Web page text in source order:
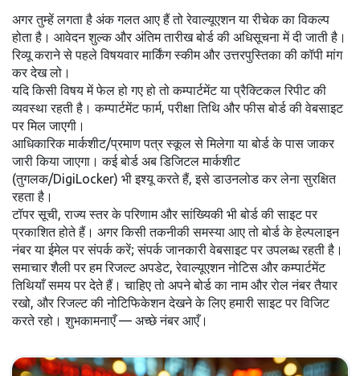
अगर तुम्हें लगता है अंक गलत आए हैं तो रेवाल्यूएशन या रीचेक का विकल्प
होता है। आवेदन शुल्क और अंतिम तारीख बोर्ड की अधिसूचना में दी जाती है।
रिव्यू कराने से पहले विषयवार मार्किंग स्कीम और उत्तरपुस्तिका की कॉपी मांग
कर देख लो।
यदि किसी विषय में फेल हो गए हो तो कम्पार्टमेंट या प्रैक्टिकल रिपीट की
व्यवस्था रहती है। कम्पार्टमेंट फार्म, परीक्षा तिथि और फीस बोर्ड की वेबसाइट
पर मिल जाएगी।
आधिकारिक मार्कशीट/प्रमाण पत्र स्कूल से मिलेगा या बोर्ड के पास जाकर
जारी किया जाएगा। कई बोर्ड अब डिजिटल मार्कशीट
(तुगलक/DigiLocker) भी इश्यू करते हैं, इसे डाउनलोड कर लेना सुरक्षित
रहता है।
टॉपर सूची, राज्य स्तर के परिणाम और सांख्यिकी भी बोर्ड की साइट पर
प्रकाशित होते हैं। अगर किसी तकनीकी समस्या आए तो बोर्ड के हेल्पलाइन
नंबर या ईमेल पर संपर्क करें; संपर्क जानकारी वेबसाइट पर उपलब्ध रहती है।
समाचार शैली पर हम रिजल्ट अपडेट, रेवाल्यूएशन नोटिस और कम्पार्टमेंट
तिथियाँ समय पर देते हैं। चाहिए तो अपने बोर्ड का नाम और रोल नंबर तैयार
रखो, और रिजल्ट की नोटिफिकेशन देखने के लिए हमारी साइट पर विजिट
करते रहो। शुभकामनाएँ — अच्छे नंबर आएँ।